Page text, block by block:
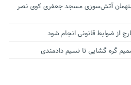
آتش‌سوزی مسجد جعفری کوی نصر
از ضوابط قانونی انجام شود
گره گشایی تا نسیم دادمندی